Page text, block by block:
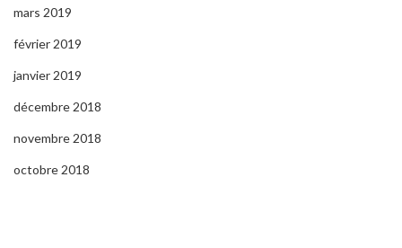
mars 2019
février 2019
janvier 2019
décembre 2018
novembre 2018
octobre 2018